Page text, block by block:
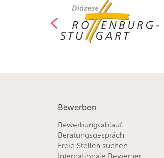
Bewerben
Bewerbungsablauf
Beratungsgespräch
Freie Stellen suchen
Internationale Bewerber